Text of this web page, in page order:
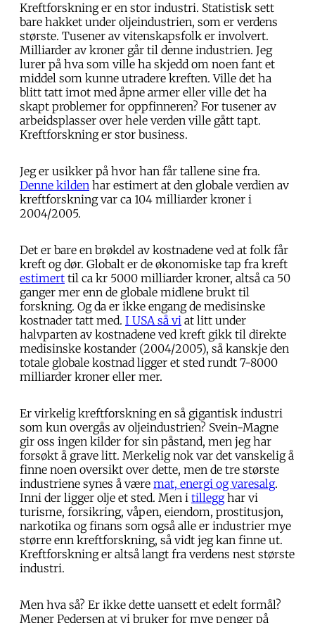
Kreftforskning er en stor industri. Statistisk sett
bare hakket under oljeindustrien, som er verdens
største. Tusener av vitenskapsfolk er involvert.
Milliarder av kroner går til denne industrien. Jeg
lurer på hva som ville ha skjedd om noen fant et
middel som kunne utradere kreften. Ville det ha
blitt tatt imot med åpne armer eller ville det ha
skapt problemer for oppfinneren? For tusener av
arbeidsplasser over hele verden ville gått tapt.
Kreftforskning er stor business.
Jeg er usikker på hvor han får tallene sine fra.
Denne kilden har estimert at den globale verdien av
kreftforskning var ca 104 milliarder kroner i
2004/2005.
Det er bare en brøkdel av kostnadene ved at folk får
kreft og dør. Globalt er de økonomiske tap fra kreft
estimert til ca kr 5000 milliarder kroner, altså ca 50
ganger mer enn de globale midlene brukt til
forskning. Og da er ikke engang de medisinske
kostnader tatt med. I USA så vi at litt under
halvparten av kostnadene ved kreft gikk til direkte
medisinske kostander (2004/2005), så kanskje den
totale globale kostnad ligger et sted rundt 7-8000
milliarder kroner eller mer.
Er virkelig kreftforskning en så gigantisk industri
som kun overgås av oljeindustrien? Svein-Magne
gir oss ingen kilder for sin påstand, men jeg har
forsøkt å grave litt. Merkelig nok var det vanskelig å
finne noen oversikt over dette, men de tre største
industriene synes å være mat, energi og varesalg.
Inni der ligger olje et sted. Men i tillegghar vi
turisme, forsikring, våpen, eiendom, prostitusjon,
narkotika og finans som også alle er industrier mye
større enn kreftforskning, så vidt jeg kan finne ut.
Kreftforskning er altså langt fra verdens nest største
industri.
Men hva så? Er ikke dette uansett et edelt formål?
Mener Pedersen at vi bruker for mye penger på